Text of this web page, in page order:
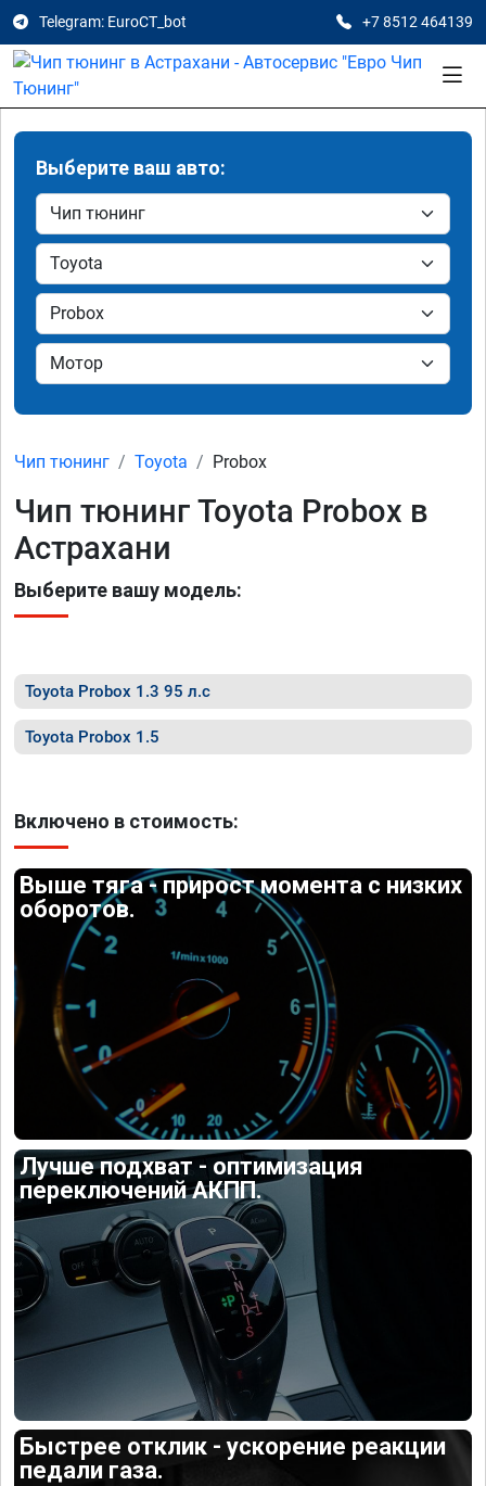
Telegram: EuroCT_bot +7 8512 464139
Выберите ваш авто:
Чип тюнинг Toyota Probox
Чип тюнинг Toyota Probox в
Астрахани
Выберите вашу модель:
Toyota Probox 1.3 95 л.с
Toyota Probox 1.5
Включено в стоимость:
Выше тяга - прирост момента с низких
оборотов.
Лучше подхват - оптимизация
переключений АКПП.
Быстрее отклик - ускорение реакции
педали газа.